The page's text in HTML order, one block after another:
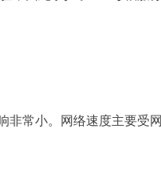
非常小。网络速度主要受